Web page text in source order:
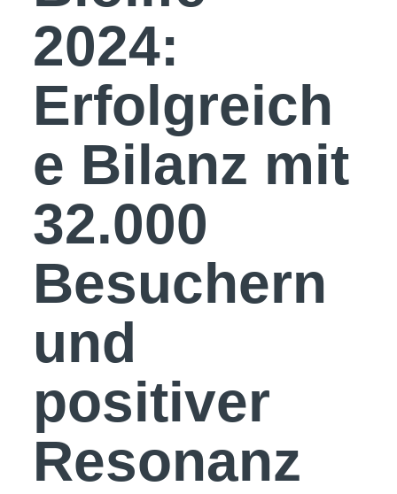
2024:
Erfolgreich
e Bilanz mit
32.000
Besuchern
und
positiver
Resonanz